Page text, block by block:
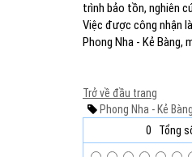
trình bảo tồn, nghiên
Việc được công nhận
Phong Nha - Kẻ
Trở về đầu trang
Phong Nha - Kẻ Bàng
0
Tổng